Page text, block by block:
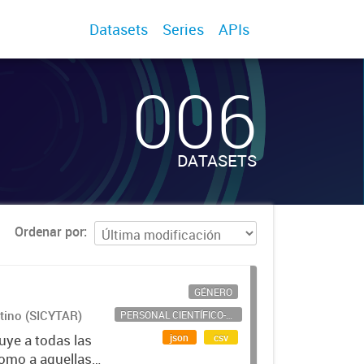
Datasets Series APIs
006
DATASETS
Ordenar por
(SICYTAR)
a todas las
a aquellas
GÉNERO
PERSONAL CIENTÍFICO-TECNOLÓGICO
json
csv